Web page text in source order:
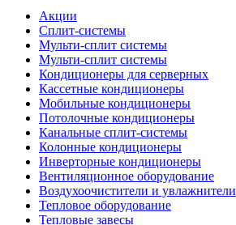
Акции
Сплит-системы
Мульти-сплит системы
Мульти-сплит системы
Кондиционеры для серверных
Кассетные кондиционеры
Мобильные кондиционеры
Потолочные кондиционеры
Канальные сплит-системы
Колонные кондиционеры
Инверторные кондиционеры
Вентиляционное оборудование
Воздухоочистители и увлажнители
Тепловое оборудование
Тепловые завесы